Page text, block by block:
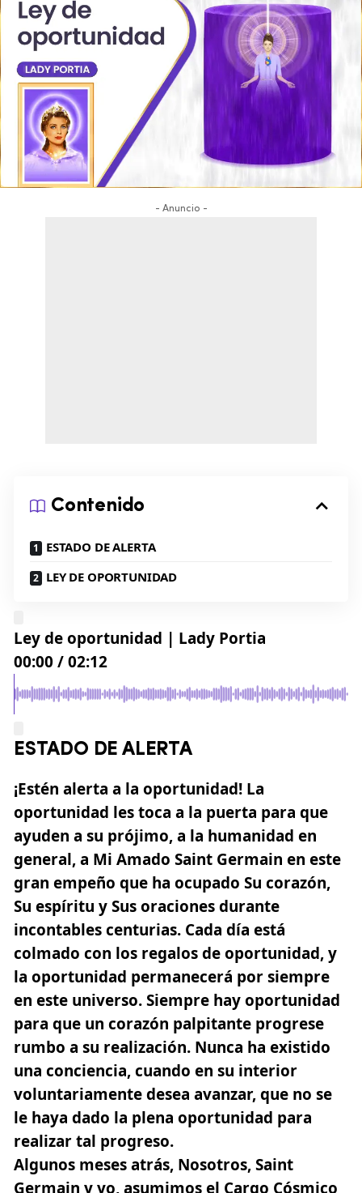
- Anuncio -
Contenido
ESTADO DE ALERTA
LEY DE OPORTUNIDAD
Ley de oportunidad | Lady Portia
00:00 /02:12
ESTADO DE ALERTA
¡Estén alerta a la oportunidad! La
oportunidad les toca a la puerta para que
ayuden a su prójimo, a la humanidad en
general, a Mi Amado Saint Germain en este
gran empeño que ha ocupado Su corazón,
Su espíritu y Sus oraciones durante
incontables centurias. Cada día está
colmado con los regalos de oportunidad,y
la oportunidad permanecerá por siempre
en este universo. Siempre hay oportunidad
para que un corazón palpitante progrese
rumbo a su realización. Nunca ha existido
una conciencia, cuando en su interior
voluntariamente desea avanzar, que no se
le haya dado la plena oportunidad para
realizar tal progreso.
Algunos meses atrás, Nosotros, Saint
Germain y yo, asumimos el Cargo Cósmico